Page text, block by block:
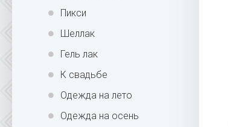
Пикси
Шеллак
Гель лак
К свадьбе
Одежда на лето
Одежда на осень